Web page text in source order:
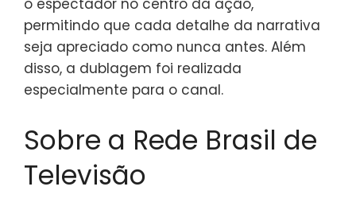
o espectador no centro da ação,
permitindo que cada detalhe da narrativa
seja apreciado como nunca antes. Além
disso, a dublagem foi realizada
especialmente para o canal.
Sobre a Rede Brasil de
Televisão